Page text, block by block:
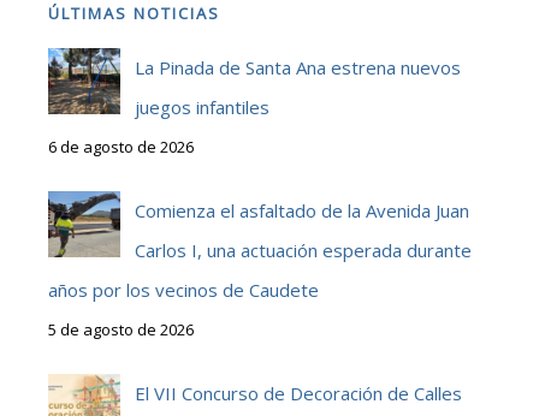
ÚLTIMAS NOTICIAS
La Pinada de Santa Ana estrena nuevos
juegos infantiles
6 de agosto de 2026
Comienza el asfaltado de la Avenida Juan
Carlos I, una actuación esperada durante
años por los vecinos de Caudete
5 de agosto de 2026
El VII Concurso de Decoración de Calles